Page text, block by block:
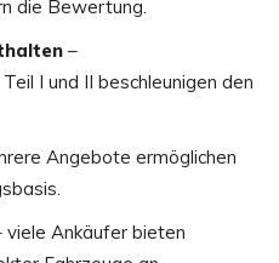
die Bewertung.
–
I und II beschleunigen den
Angebote ermöglichen
viele Ankäufer bieten